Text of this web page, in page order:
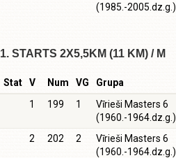
(1985.-2005.dz.g.)
1. STARTS 2X5,5KM (11 KM) / M
Stat V Num VG Grupa
1
199 1
Vīrieši Masters 6
(1960.-1964.dz.g.)
2 202 2
Vīrieši Masters 6
(1960.-1964.dz.g.)